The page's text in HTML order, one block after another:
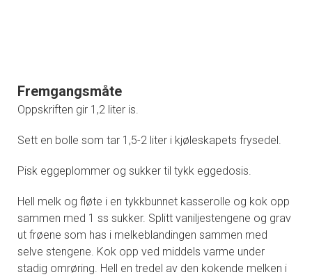
Fremgangsmåte
Oppskriften gir 1,2 liter is.
Sett en bolle som tar 1,5-2 liter i kjøleskapets frysedel.
Pisk eggeplommer og sukker til tykk eggedosis.
Hell melk og fløte i en tykkbunnet kasserolle og kok opp
sammen med 1 ss sukker. Splitt vaniljestengene og grav
ut frøene som has i melkeblandingen sammen med
selve stengene. Kok opp ved middels varme under
stadig omrøring. Hell en tredel av den kokende melken i